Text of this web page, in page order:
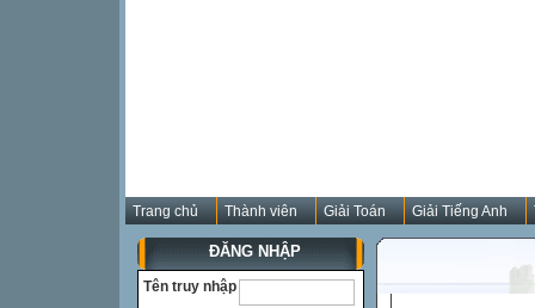
Trang chủ Thành viên Giải Toán Giải Tiếng Anh
ĐĂNG NHẬP
Tên truy nhập